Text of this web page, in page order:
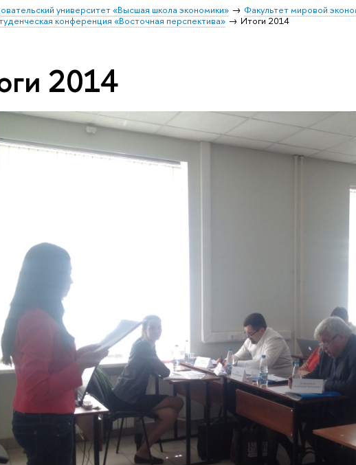
университет «Высшая школа экономики» Факультет мировой
конференция «Восточная перспектива» Итоги 2014
2014